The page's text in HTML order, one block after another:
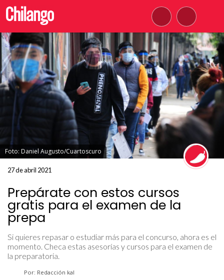
Foto: Daniel Augusto/Cuartoscuro
27 de abril 2021
Prepárate con estos cursos
gratis para el examen de la
prepa
Si quieres repasar o estudiar más para el concurso, ahora es el
momento. Checa estas asesorías y cursos para el examen de
la preparatoria.
Por: Redacción kal